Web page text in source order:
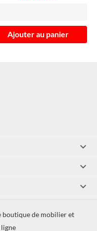
Ajouter au panier



de mobilier et